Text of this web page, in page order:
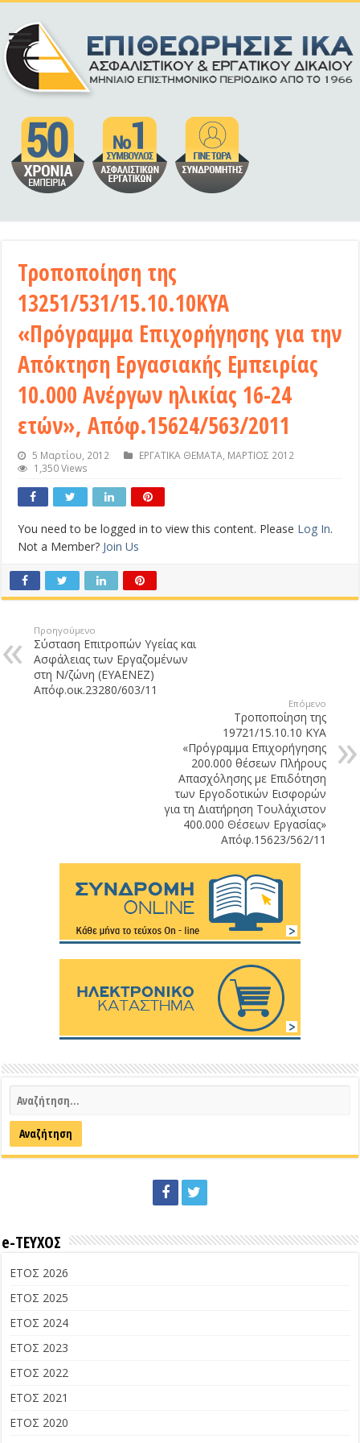
Τροποποίηση της
13251/531/15.10.10ΚΥΑ
«Πρόγραμμα Επιχορήγησης για την
Απόκτηση Εργασιακής Εμπειρίας
10.000 Ανέργων ηλικίας 16-24
ετών», Απόφ.15624/563/2011
5 Μαρτίου, 2012 ΕΡΓΑΤΙΚΑ ΘΕΜΑΤΑ, ΜΑΡΤΙΟΣ 2012
1,350 Views
You need to be logged in to view this content. Please Log In.
Not a Member? Join Us
Προηγούμενο
Σύσταση Επιτροπών Υγείας και
Ασφάλειας των Εργαζομένων
στη Ν/ζώνη (ΕΥΑΕΝΕΖ)
Απόφ.οικ.23280/603/11
Επόμενο
Τροποποίηση της
19721/15.10.10 ΚΥΑ
«Πρόγραμμα Επιχορήγησης
200.000 θέσεων Πλήρους
Απασχόλησης με Επιδότηση
των Εργοδοτικών Εισφορών
για τη Διατήρηση Τουλάχιστον
400.000 Θέσεων Εργασίας»
Απόφ.15623/562/11
e-ΤΕΥΧΟΣ
ΕΤΟΣ 2026
ΕΤΟΣ 2025
ΕΤΟΣ 2024
ΕΤΟΣ 2023
ΕΤΟΣ 2022
ΕΤΟΣ 2021
ΕΤΟΣ 2020